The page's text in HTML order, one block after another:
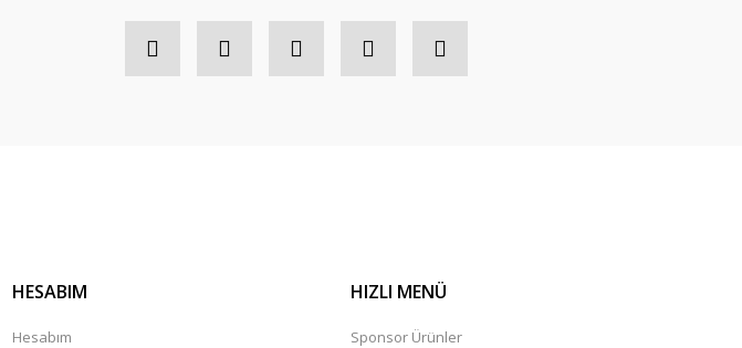
HESABIM
Hesabım
HIZLI MENÜ
Sponsor Ürünler